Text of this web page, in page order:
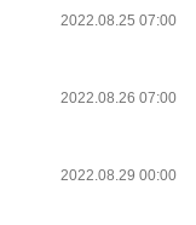
2022.08.25 07:00
2022.08.26 07:00
2022.08.29 00:00